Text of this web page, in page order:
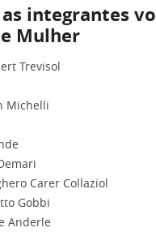
as integrantes
Mulher
Trevisol
Michelli
Carer Collaziol
Gobbi
Anderle